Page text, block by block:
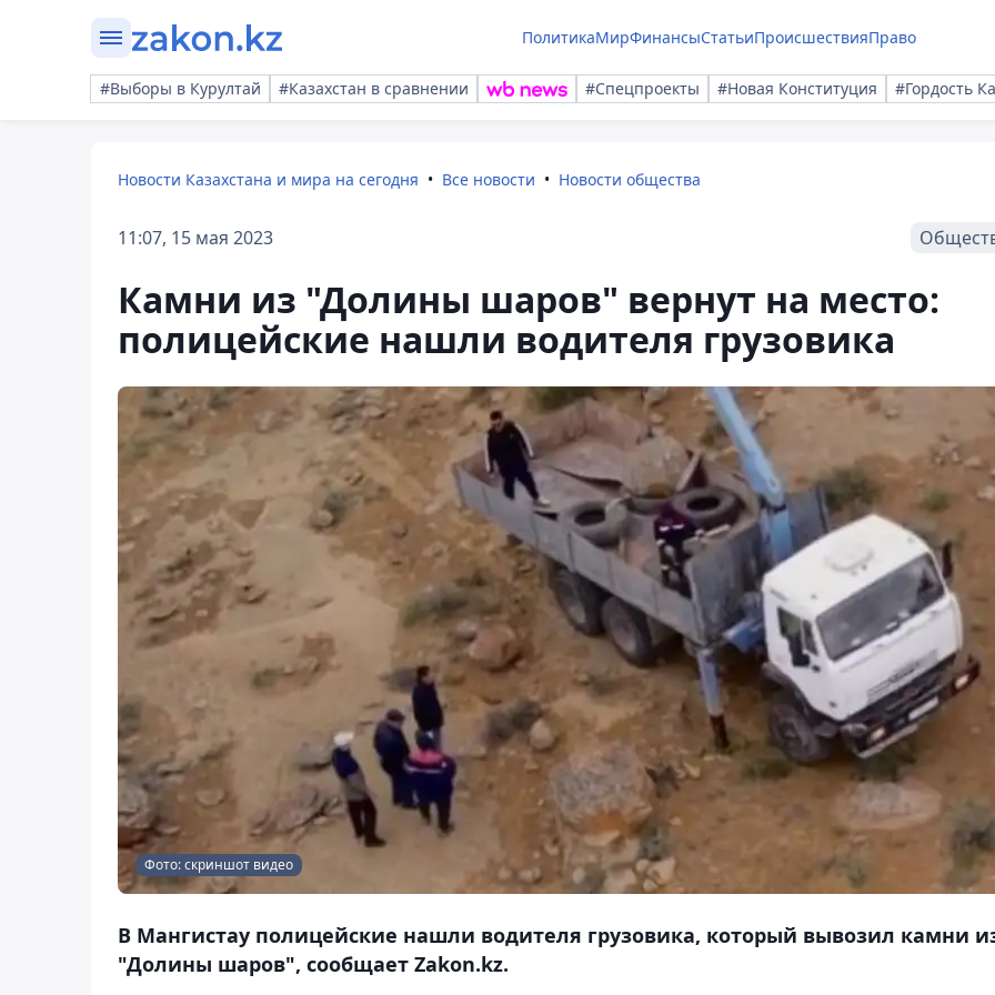
ПолитикаМирФинансыСтатьиПроисшествияПраво
#Выборы в Курултай #Казахстан в сравнении #Спецпроекты #Новая Конституция #Гордость
Новости Казахстана и мира на сегодня Все новости Новости общества
11:07, 15 мая 2023
Камни из "Долины шаров" вернут на место:
полицейские нашли водителя грузовика
Фото: скриншот видео
В Мангистау полицейские нашли водителя грузовика, который вывозил камни
"Долины шаров", сообщает Zakon.kz.